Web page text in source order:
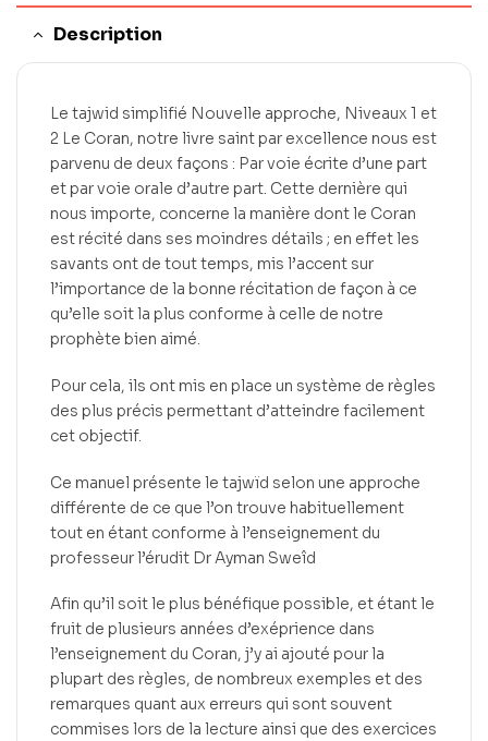
Description
Le tajwid simplifié Nouvelle approche, Niveaux 1 et
2 Le Coran, notre livre saint par excellence nous est
parvenu de deux façons : Par voie écrite d’une part
et par voie orale d’autre part. Cette dernière qui
nous importe, concerne la manière dont le Coran
est récité dans ses moindres détails ; en effet les
savants ont de tout temps, mis l’accent sur
l’importance de la bonne récitation de façon à ce
qu’elle soit la plus conforme à celle de notre
prophète bien aimé.
Pour cela, ils ont mis en place un système de règles
des plus précis permettant d’atteindre facilement
cet objectif.
Ce manuel présente le tajwïd selon une approche
différente de ce que l’on trouve habituellement
tout en étant conforme à l’enseignement du
professeur l’érudit Dr Ayman Sweîd
Afin qu’il soit le plus bénéfique possible, et étant le
fruit de plusieurs années d’exéprience dans
l’enseignement du Coran, j’y ai ajouté pour la
plupart des règles, de nombreux exemples et des
remarques quant aux erreurs qui sont souvent
commises lors de la lecture ainsi que des exercices